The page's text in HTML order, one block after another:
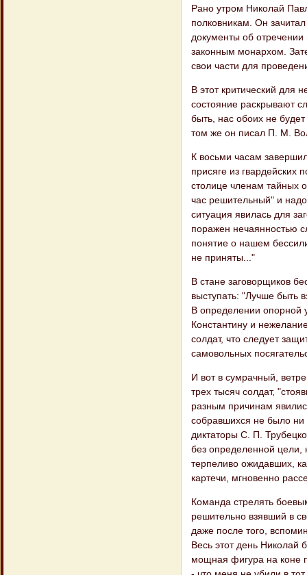
Рано утром Николай
полковникам. Он
документы об
законным монархом.
свои части для
В этот критический для
состояние раскрывают
быть, нас обоих не
том же он писал П. М.
К восьми часам
присяге из гвардейских
столице членам тайных
час решительный" и
ситуация явилась для
поражен нечаянностью
понятие о нашем
не приняты..."
В стане заговорщиков
выступать: "Лучше быть
В определении опорной
Константину и
солдат, что следует
самовольных
И вот в сумрачный,
трех тысяч солдат,
разным причинам
собравшихся не было
диктаторы С. П.
без определенной цели,
терпеливо ожидавших,
картечи, мгновенно
Команда стрелять
решительно взявший в
даже после того,
Весь этот день Николай
мощная фигура на коне